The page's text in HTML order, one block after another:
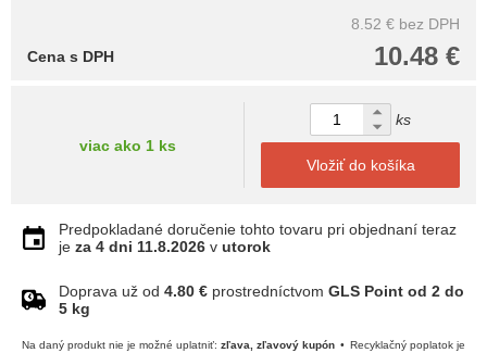
8.52 € bez DPH
10.48 €
Cena s DPH
viac ako 1 ks
ks
Vložiť do košíka
Predpokladané doručenie tohto tovaru pri objednaní teraz
je za 4 dni 11.8.2026 v utorok
Doprava už od 4.80 € prostredníctvom GLS Point od 2 do
5 kg
Na daný produkt nie je možné uplatniť: zľava, zľavový kupón
Recyklačný poplatok je